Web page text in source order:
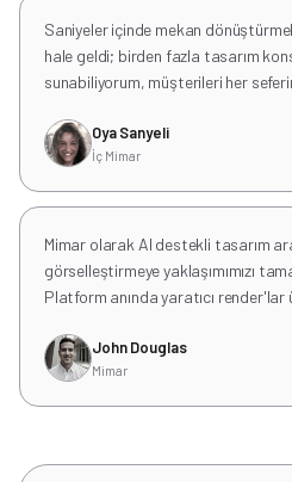
Saniyeler içinde mekan
hale geldi; birden fazla tasarım
sunabiliyorum, müşterileri her
Oya Sanyeli
İç Mimar
Mimar olarak AI destekli tasarım
görselleştirmeye yaklaşımımızı
Platform anında yaratıcı render'lar
John Douglas
Mimar